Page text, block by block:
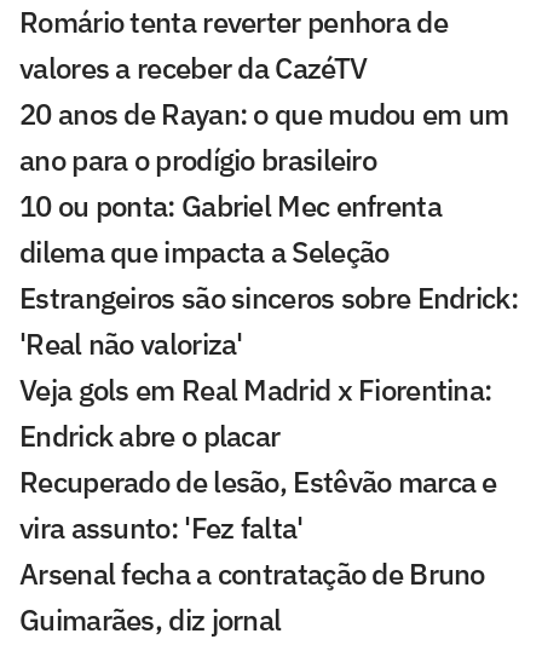
Romário tenta reverter penhora de
valores a receber da CazéTV
20 anos de Rayan: o que mudou em um
ano para o prodígio brasileiro
10 ou ponta: Gabriel Mec enfrenta
dilema que impacta a Seleção
Estrangeiros são sinceros sobre Endrick:
'Real não valoriza'
Veja gols em Real Madrid x Fiorentina:
Endrick abre o placar
Recuperado de lesão, Estêvão marca e
vira assunto: 'Fez falta'
Arsenal fecha a contratação de Bruno
Guimarães, diz jornal